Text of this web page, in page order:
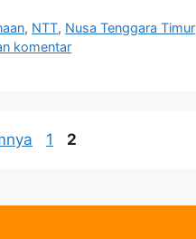
, NTT, Nusa Tenggara Timur
komentar
1 2